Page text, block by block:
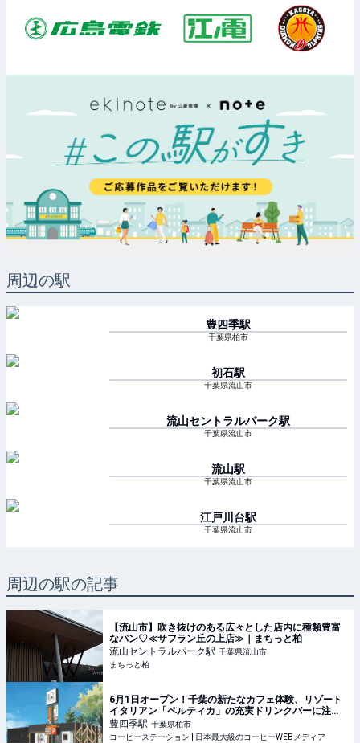
周辺の駅
豊四季駅
千葉県柏市
初石駅
千葉県流山市
流山セントラルパーク駅
千葉県流山市
流山駅
千葉県流山市
江戸川台駅
千葉県流山市
周辺の駅の記事
【流山市】吹き抜けのある広々とした店内に種類豊富
なパン♡≪サフラン丘の上店≫｜まちっと柏
流山セントラルパーク駅 千葉県流山市
まちっと柏
6月1日オープン！千葉の新たなカフェ体験、リゾート
イタリアン「ペルティカ」の充実ドリンクバーに注目 |
コーヒーステーション
豊四季駅 千葉県柏市
コーヒーステーション | 日本最大級のコーヒーWEBメディア